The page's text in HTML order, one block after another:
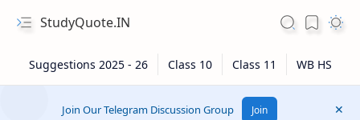
StudyQuote.IN
Join Our Telegram Discussion Group Join